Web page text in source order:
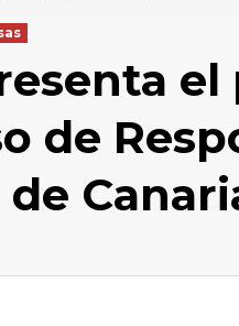
el
de